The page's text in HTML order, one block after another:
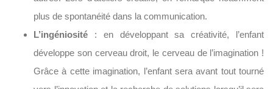
plus de spontanéité dans la communication.
L’ingéniosité : en développant sa créativité, l’enfant
développe son cerveau droit, le cerveau de l’imagination !
Grâce à cette imagination, l’enfant sera avant tout tourné